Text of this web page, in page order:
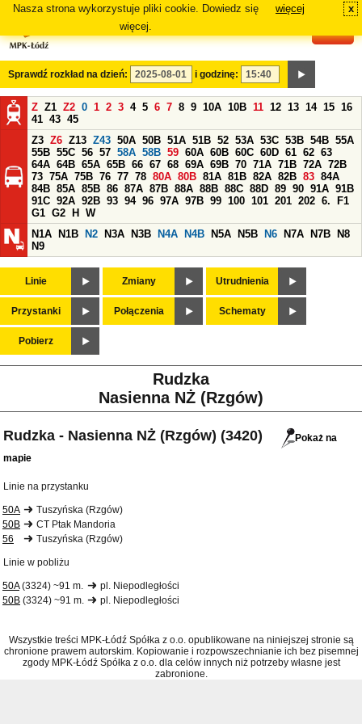
Nasza strona wykorzystuje pliki cookie. Dowiedz się
więcej.
więcej x
Sprawdź rozkład na dzień: i godzinę:
Z Z1 Z2 0 1 2 3 4 5 6 7 8 9 10A 10B 11 12 13 14 15 16
41 43 45
Z3 Z6 Z13 Z43 50A 50B 51A 51B 52 53A 53C 53B 54B 55A
55B 55C 56 57 58A 58B 59 60A 60B 60C 60D 61 62 63
64A 64B 65A 65B 66 67 68 69A 69B 70 71A 71B 72A 72B
73 75A 75B 76 77 78 80A 80B 81A 81B 82A 82B 83 84A
84B 85A 85B 86 87A 87B 88A 88B 88C 88D 89 90 91A 91B
91C 92A 92B 93 94 96 97A 97B 99 100 101 201 202 6.
F1
G1 G2 H
W
N1A
N1B N2 N3A N3B N4A N4B N5A N5B N6 N7A N7B
N8
N9
Linie Zmiany Utrudnienia
Przystanki Połączenia Schematy
Pobierz
Rudzka
Nasienna NŻ (Rzgów)
Rudzka - Nasienna NŻ (Rzgów) (3420)
Pokaż na
mapie
Linie na przystanku
50A
Tuszyńska (Rzgów)
50B
CT Ptak Mandoria
56
Tuszyńska (Rzgów)
Linie w pobliżu
50A(3324) ~91 m.
pl. Niepodległości
50B (3324) ~91 m. pl. Niepodległości
Wszystkie treści MPK-Łódź Spółka z o.o. opublikowane na niniejszej stronie są
chronione prawem autorskim. Kopiowanie i rozpowszechnianie ich bez pisemnej
zgody MPK-Łódź Spółka z o.o. dla celów innych niż potrzeby własne jest
zabronione.